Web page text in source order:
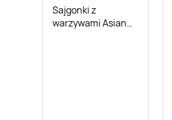
Sajgonki z
warzywami Asian